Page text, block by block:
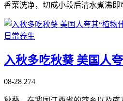
香菜洗净，切成小段后清水煮沸即
日常养生
入秋多吃秋葵 美国人
08-28 274